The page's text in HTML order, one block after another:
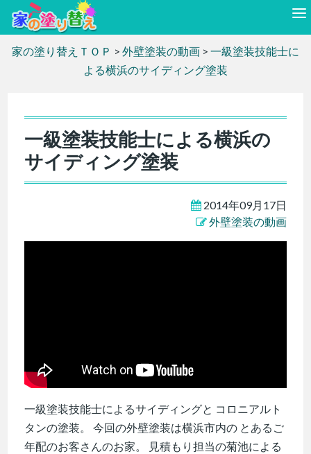
家の塗り替えＴＯＰ > 外壁塗装の動画 > 一級塗装技能士に
よる横浜のサイディング塗装
一級塗装技能士による横浜の
サイディング塗装
2014年09月17日
外壁塗装の動画
一級塗装技能士によるサイディングと コロニアルト
タンの塗装。 今回の外壁塗装は横浜市内の とあるご
年配のお客さんのお家。 見積もり担当の菊池による